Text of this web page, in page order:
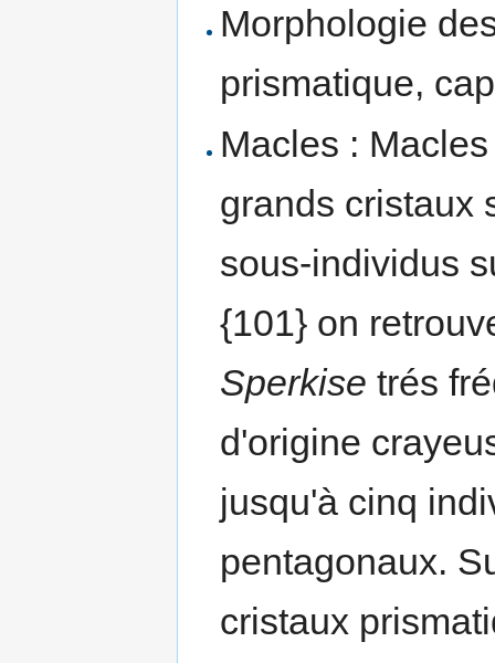
Morphologie
prismatique,
Macles :
grands cristaux
sous-individus
{101} on
Sperkise trés
d'origine
jusqu'à cinq
pentagonaux.
cristaux